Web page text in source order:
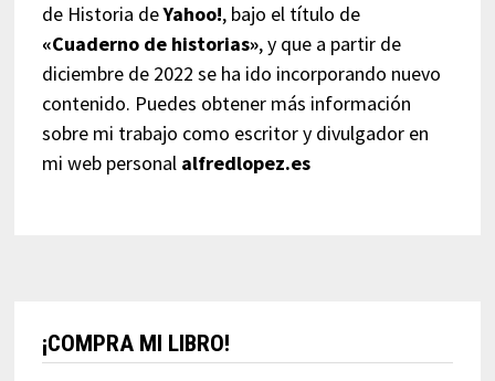
de Historia deYahoo!, bajo el título de
«Cuaderno de historias», y que a partir de
diciembre de 2022 se ha ido incorporando nuevo
contenido. Puedes obtener más información
sobre mi trabajo como escritor y divulgador en
mi web personal alfredlopez.es
¡COMPRA MI LIBRO!